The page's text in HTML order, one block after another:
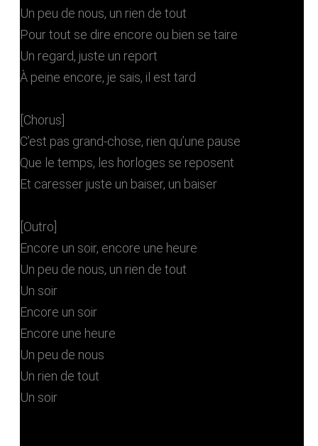
Un peu de nous, un rien de tout
Pour tout se dire encore ou bien se taire
Un regard, juste un report
À peine encore, je sais, il est tard
[Chorus]
C’est pas grand-chose, rien qu’une pause
Que le temps, les horloges se reposent
Et caresser juste un baiser, un baiser
[Outro]
Encore un soir, encore une heure
Un peu de nous, un rien de tout
Un soir
Encore un soir
Encore une heure
Un peu de nous
Un rien de tout
Un soir